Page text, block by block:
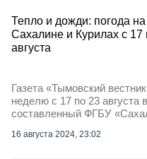
Тепло и дожди: погода на
Сахалине и Курилах с 17
августа
Газета «Тымовский
неделю с 17 по 23 августа
составленный ФГБУ
16 августа 2024, 23:02